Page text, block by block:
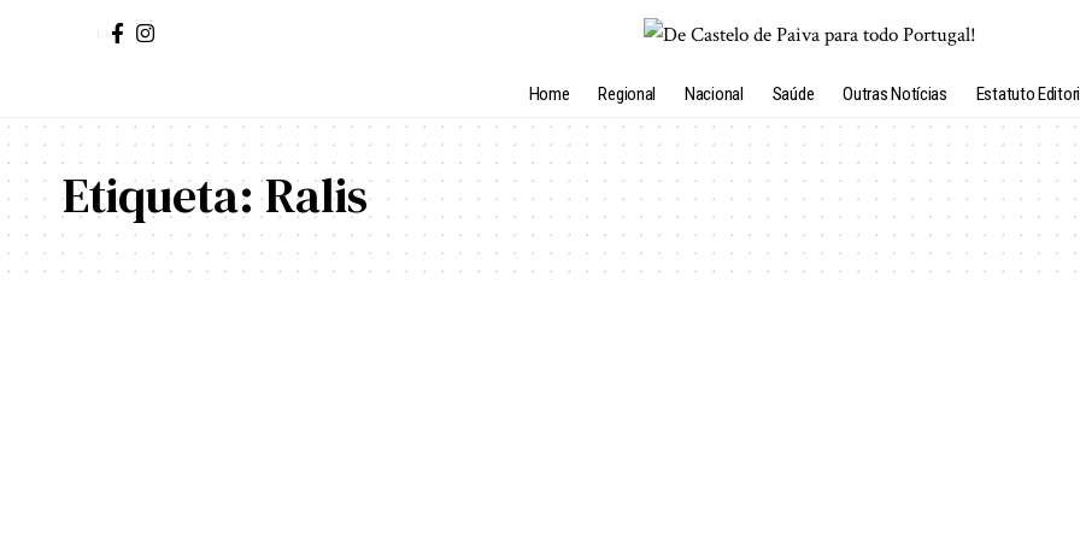
Home Regional Nacional Saúde Outras Notícias Estatuto
Etiqueta:Ralis